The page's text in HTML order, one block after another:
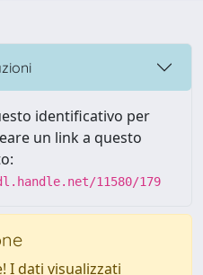
identificativo per
un link a questo
11580/179
I dati visualizzati